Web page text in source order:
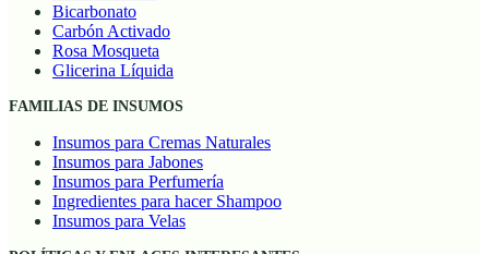
Bicarbonato
Carbón Activado
Rosa Mosqueta
Glicerina Líquida
FAMILIAS DE INSUMOS
Insumos para Cremas Naturales
Insumos para Jabones
Insumos para Perfumería
Ingredientes para hacer Shampoo
Insumos para Velas